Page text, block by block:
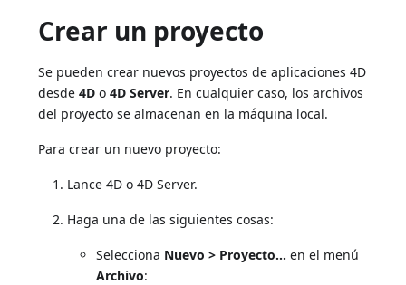
Crear un proyecto
Se pueden crear nuevos proyectos de aplicaciones 4D
desde4D o4D Server. En cualquier caso, los archivos
del proyecto se almacenan en la máquina local.
Para crear un nuevo proyecto:
Lance 4D o 4D Server.
Haga una de las siguientes cosas:
Selecciona Nuevo > Proyecto... en el menú
Archivo: